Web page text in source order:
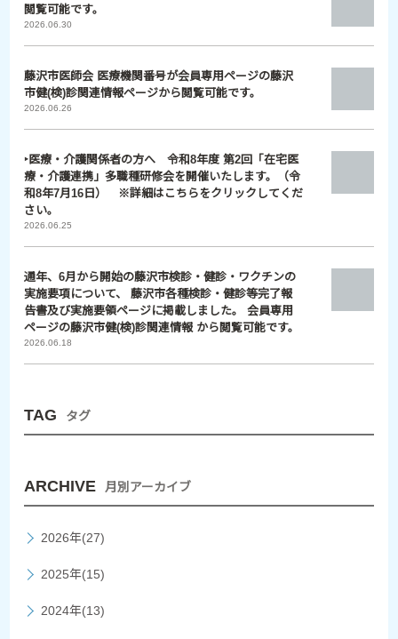
閲覧可能です。
2026.06.30
藤沢市医師会 医療機関番号が会員専用ページの藤沢
市健(検)診関連情報ページから閲覧可能です。
2026.06.26
‣医療・介護関係者の方へ 令和8年度 第2回「在宅医
療・介護連携」多職種研修会を開催いたします。（令
和8年7月16日） ※詳細はこちらをクリックしてくだ
さい。
2026.06.25
通年、6月から開始の藤沢市検診・健診・ワクチンの
実施要項について、 藤沢市各種検診・健診等完了報
告書及び実施要領ページに掲載しました。 会員専用
ページの藤沢市健(検)診関連情報 から閲覧可能です。
2026.06.18
TAG タグ
ARCHIVE 月別アーカイブ
2026年(27)
2025年(15)
2024年(13)